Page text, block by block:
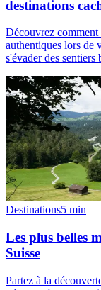
destinations
Découvrez comment
authentiques lors de
s'évader des sentiers
Destinations5 min
Les plus belles
Suisse
Partez à la